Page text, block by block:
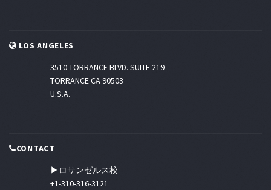
LOS ANGELES
3510 TORRANCE BLVD. SUITE 219
TORRANCE CA 90503
U.S.A.
CONTACT
▶ロサンゼルス校
+1-310-316-3121